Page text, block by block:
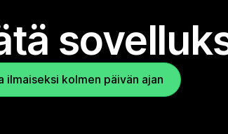
ilmaiseksi kolmen päivän ajan